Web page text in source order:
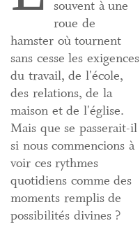
souvent à une
roue de
hamster où tournent
sans cesse les exigences
du travail, de l'école,
des relations, de la
maison et de l'église.
Mais que se passerait-il
si nous commencions à
voir ces rythmes
quotidiens comme des
moments remplis de
possibilités divines ?